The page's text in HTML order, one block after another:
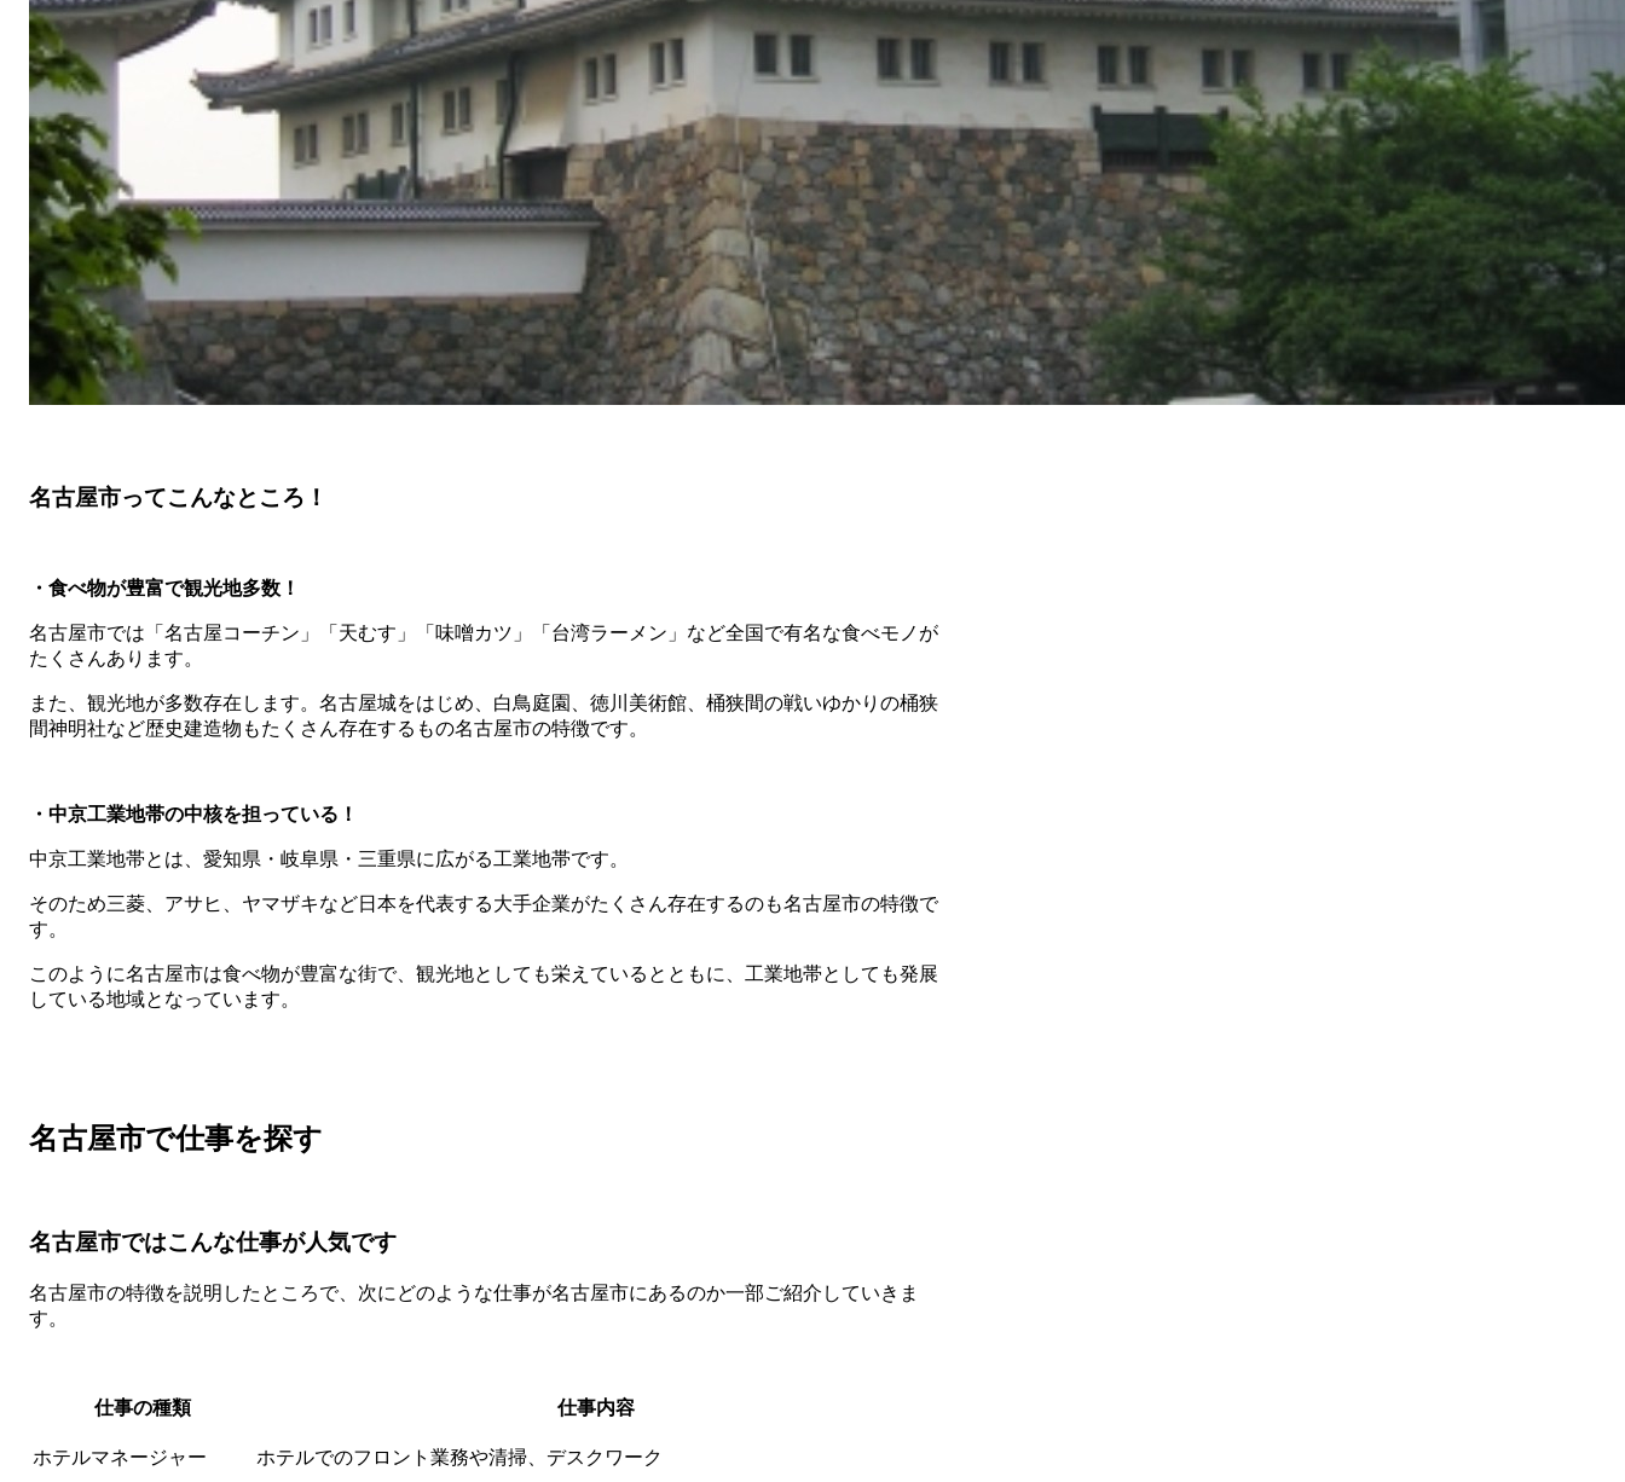
名古屋市ってこんなところ！
・食べ物が豊富で観光地多数！
名古屋市では「名古屋コーチン」「天むす」「味噌カツ」「台湾ラーメン」など全国で有名な食べモノが
たくさんあります。
また、観光地が多数存在します。名古屋城をはじめ、白鳥庭園、徳川美術館、桶狭間の戦いゆかりの桶狭
間神明社など歴史建造物もたくさん存在するもの名古屋市の特徴です。
・中京工業地帯の中核を担っている！
中京工業地帯とは、愛知県・岐阜県・三重県に広がる工業地帯です。
そのため三菱、アサヒ、ヤマザキなど日本を代表する大手企業がたくさん存在するのも名古屋市の特徴で
す。
このように名古屋市は食べ物が豊富な街で、観光地としても栄えているとともに、工業地帯としても発展
している地域となっています。
名古屋市で仕事を探す
名古屋市ではこんな仕事が人気です
名古屋市の特徴を説明したところで、次にどのような仕事が名古屋市にあるのか一部ご紹介していきま
す。
仕事の種類 仕事内容
ホテルマネージャー ホテルでのフロント業務や清掃、デスクワーク